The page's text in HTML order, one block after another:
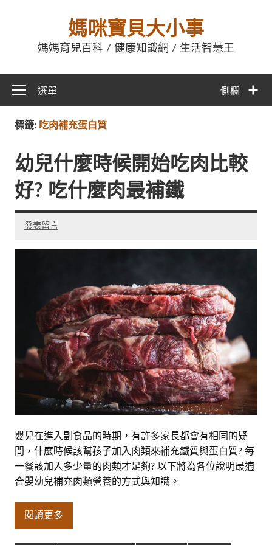
媽咪寶貝大小事
媽媽育兒百科 / 健康知識網 / 生活智慧王
側欄
選單
標籤: 吃肉補充蛋白質
幼兒什麼時候開始吃肉比較
好? 吃什麼肉最補鐵
發表留言
嬰兒在進入副食品的時期，有許多家長都會有相同的疑
問，什麼時候該幫孩子加入肉類來補充鐵質與蛋白質? 每
一餐該加入多少量的肉類才足夠? 以下將為各位說明最適
合嬰幼兒補充肉類營養的方式與知識。
閱讀更多